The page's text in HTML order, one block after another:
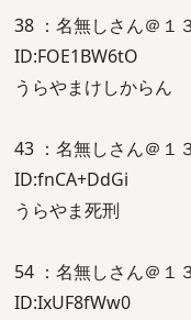
38 ：名無しさん＠１
ID:FOE1BW6tO
うらやまけしからん
43 ：名無しさん＠１
ID:fnCA+DdGi
うらやま死刑
54 ：名無しさん＠１
ID:IxUF8fWw0